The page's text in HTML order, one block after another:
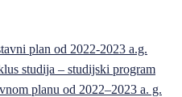
plan od 2022-2023 a.g.
studija – studijski program
planu od 2022–2023 a. g.